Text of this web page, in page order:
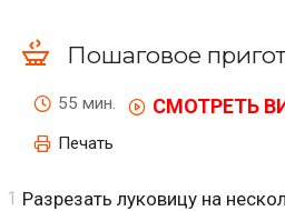
Пошаговое
55 мин. СМОТРЕТЬ
Печать
Разрезать луковицу на